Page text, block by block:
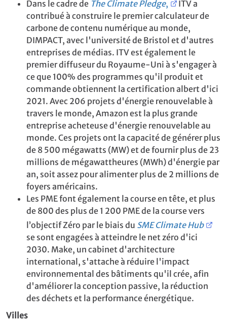
Dans le cadre de The Climate Pledge,
ITV a
contribué à construire le premier calculateur de
carbone de contenu numérique au monde,
DIMPACT, avec l'université de Bristol et d'autres
entreprises de médias. ITV est également le
premier diffuseur du Royaume-Uni à s'engager à
ce que 100% des programmes qu'il produit et
commande obtiennent la certification albert d'ici
2021. Avec 206 projets d'énergie renouvelable à
travers le monde, Amazon est la plus grande
entreprise acheteuse d'énergie renouvelable au
monde. Ces projets ont la capacité de générer plus
de 8 500 mégawatts (MW) et de fournir plus de 23
millions de mégawattheures (MWh) d'énergie par
an, soit assez pour alimenter plus de 2 millions de
foyers américains.
Les PME font également la course en tête, et plus
de 800 des plus de 1 200 PME de la course vers
l’objectif Zéro par le biais du SME Climate Hub
se sont engagées à atteindre le net zéro d'ici
2030. Make, un cabinet d'architecture
international, s'attache à réduire l'impact
environnemental des bâtiments qu'il crée, afin
d'améliorer la conception passive, la réduction
des déchets et la performance énergétique.
Villes